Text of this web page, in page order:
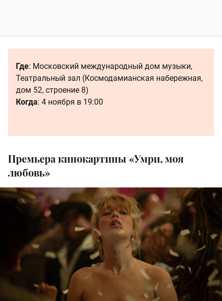
Где: Московский международный дом музыки,
Театральный зал (Космодамианская набережная,
дом 52, строение 8)
Когда: 4 ноября в 19:00
Премьера кинокартины «Умри, моя
любовь»